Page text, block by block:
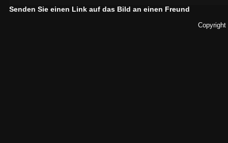
Senden Sie einen Link auf das Bild an einen Freund